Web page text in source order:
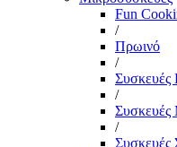
Fun
/
Πρωινό
/
Συσκευές
/
Συσκευές
/
Συσκευές